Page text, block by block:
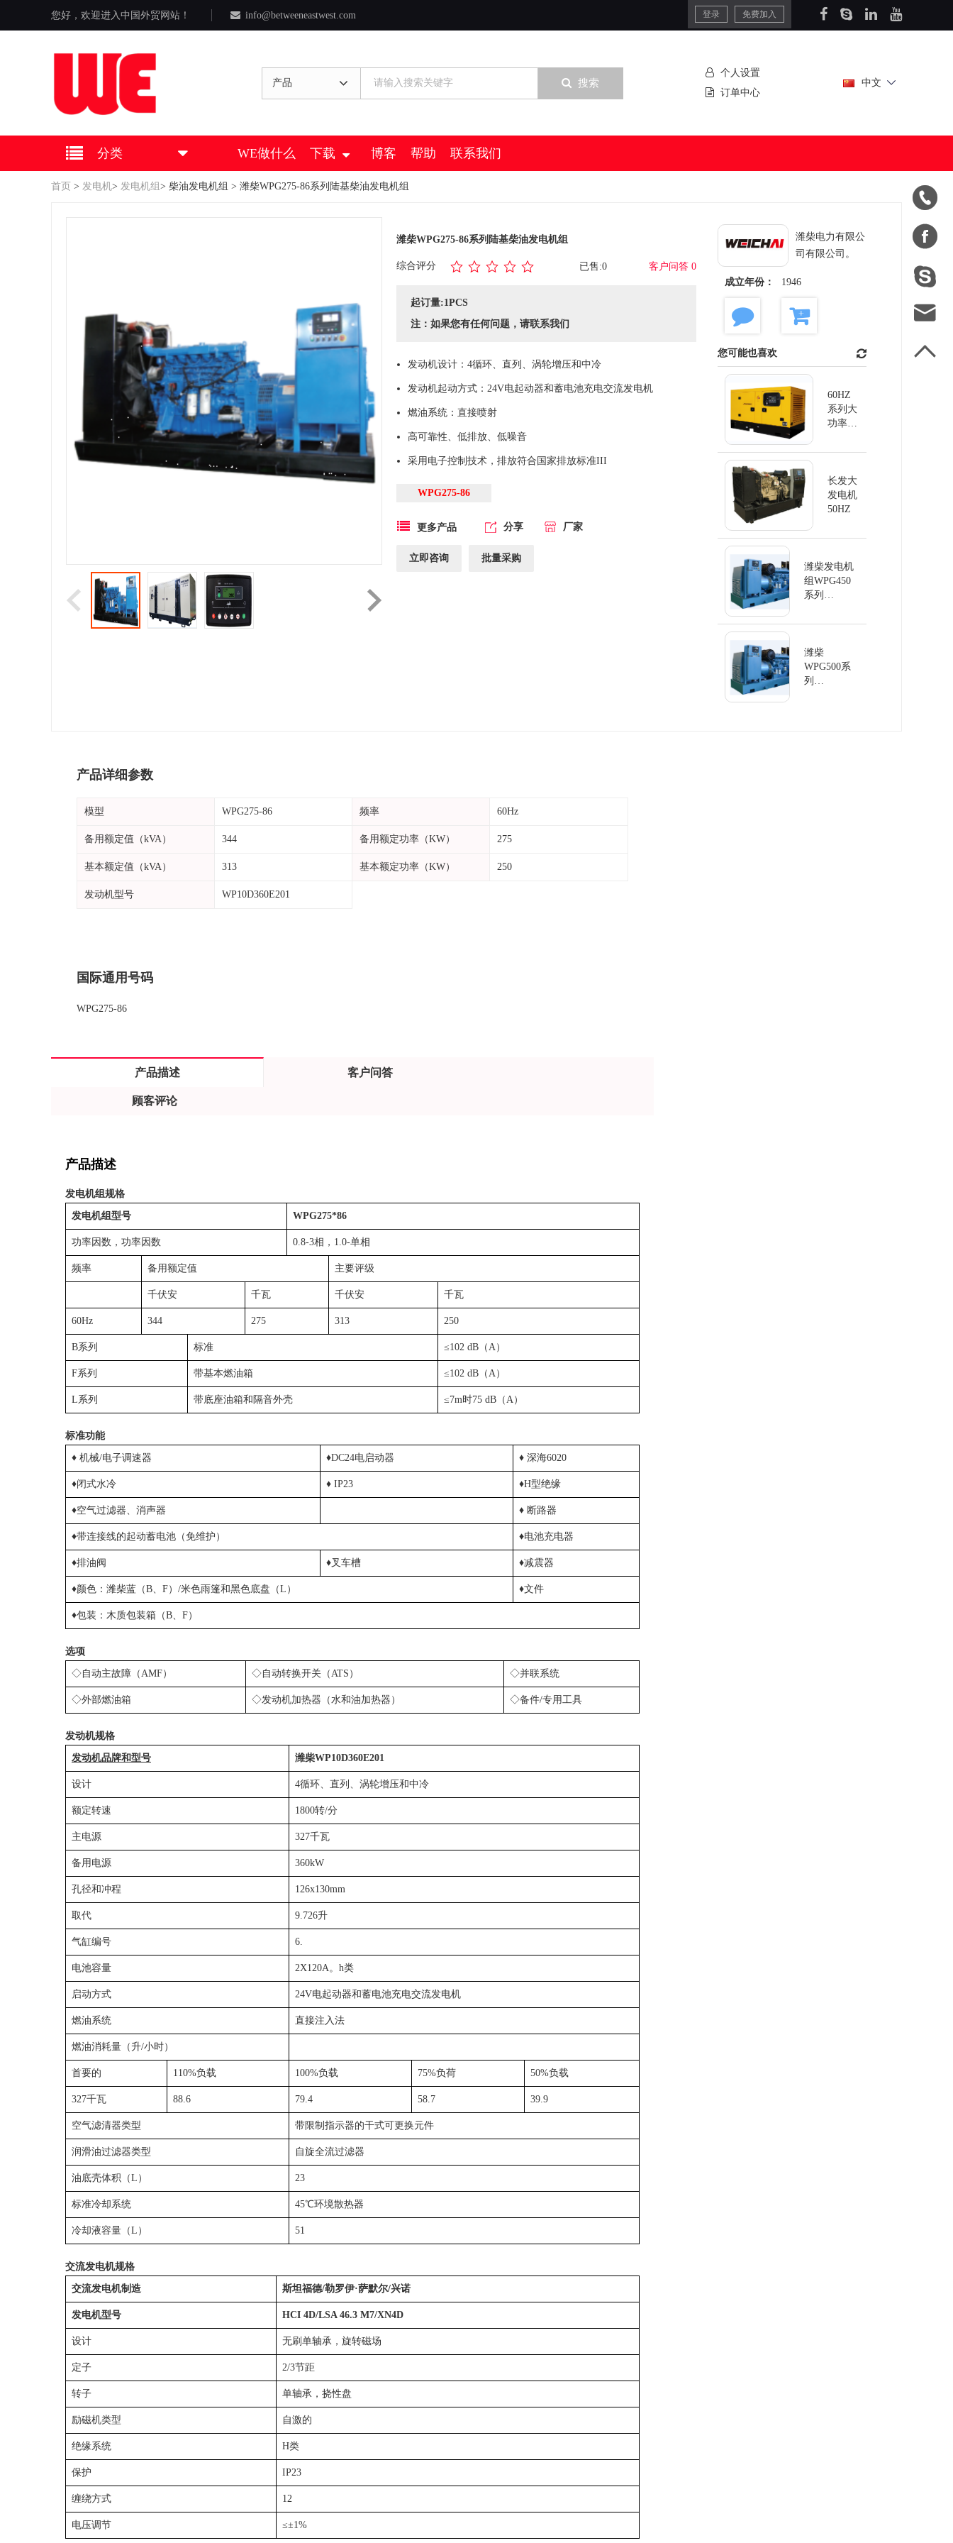
您好，欢迎进入中国外贸网站！ info@betweeneastwest.com 登录 免费加入





产品 搜索
个人设置
订单中心
中文
分类 WE做什么 下载 博客 帮助 联系我们
首页 > 发电机> 发电机组 > 柴油发电机组 > 潍柴WPG275-86系列陆基柴油发电机组
潍柴WPG275-86系列陆基柴油发电机组
综合评分 已售:0 客户问答 0
起订量:1PCS
注：如果您有任何问题，请联系我们
发动机设计：4循环、直列、涡轮增压和中冷
发动机起动方式：24V电起动器和蓄电池充电交流发电机
燃油系统：直接喷射
高可靠性、低排放、低噪音
采用电子控制技术，排放符合国家排放标准III
WPG275-86
更多产品 分享 厂家
立即咨询 批量采购
潍柴电力有限公
司有限公司。
成立年份： 1946
您可能也喜欢
60HZ
系列大
功率发
长发大
发电机
50HZ
潍柴发电机
组WPG450
系列
柴油发电机
潍柴
WPG500系
列
产品详细参数
模型 WPG275-86 频率 60Hz
备用额定值（kVA） 344 备用额定功率（KW） 275
基本额定值（kVA） 313 基本额定功率（KW） 250
发动机型号 WP10D360E201
国际通用号码
WPG275-86
产品描述 客户问答
顾客评论
产品描述
发电机组规格
发电机组型号 WPG275*86
功率因数，功率因数 0.8-3相，1.0-单相
频率 备用额定值 主要评级
千伏安 千瓦 千伏安 千瓦
60Hz 344 275 313 250
B系列 标准 ≤102 dB（A）
F系列 带基本燃油箱 ≤102 dB（A）
L系列 带底座油箱和隔音外壳 ≤7m时75 dB（A）
标准功能
♦ 机械/电子调速器 ♦DC24电启动器 ♦ 深海6020
♦闭式水冷 ♦ IP23 ♦H型绝缘
♦空气过滤器、消声器 ♦ 断路器
♦带连接线的起动蓄电池（免维护） ♦电池充电器
♦排油阀 ♦叉车槽 ♦减震器
♦颜色：潍柴蓝（B、F）/米色雨篷和黑色底盘（L） ♦文件
♦包装：木质包装箱（B、F）
选项
◇自动主故障（AMF） ◇自动转换开关（ATS） ◇并联系统
◇外部燃油箱 ◇发动机加热器（水和油加热器） ◇备件/专用工具
发动机规格
发动机品牌和型号 潍柴WP10D360E201
设计 4循环、直列、涡轮增压和中冷
额定转速 1800转/分
主电源 327千瓦
备用电源 360kW
孔径和冲程 126x130mm
取代 9.726升
气缸编号 6.
电池容量 2X120A。h类
启动方式 24V电起动器和蓄电池充电交流发电机
燃油系统 直接注入法
燃油消耗量（升/小时）
首要的 110%负载 100%负载 75%负荷 50%负载
327千瓦 88.6 79.4 58.7 39.9
空气滤清器类型 带限制指示器的干式可更换元件
润滑油过滤器类型 自旋全流过滤器
油底壳体积（L） 23
标准冷却系统 45℃环境散热器
冷却液容量（L） 51
交流发电机规格
交流发电机制造 斯坦福德/勒罗伊·萨默尔/兴诺
发电机型号 HCI 4D/LSA 46.3 M7/XN4D
设计 无刷单轴承，旋转磁场
定子 2/3节距
转子 单轴承，挠性盘
励磁机类型 自激的
绝缘系统 H类
保护 IP23
缠绕方式 12
电压调节 ≤±1%